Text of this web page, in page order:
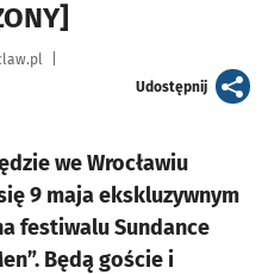
Udostępnijartykuł
we Wrocławiu
9 maja ekskluzywnym
festiwalu Sundance
Będą goście i